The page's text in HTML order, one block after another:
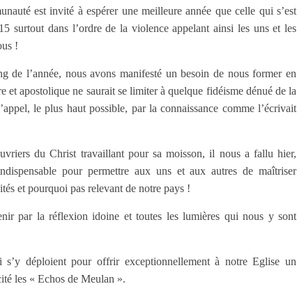
est invité à espérer une meilleure année que celle qui s’est
surtout dans l’ordre de la violence appelant ainsi les uns et les
!
l’année, nous avons manifesté un besoin de nous former en
et apostolique ne saurait se limiter à quelque fidéisme dénué de la
le plus haut possible, par la connaissance comme l’écrivait
du Christ travaillant pour sa moisson, il nous a fallu hier,
pour permettre aux uns et aux autres de maîtriser
et pourquoi pas relevant de notre pays !
par la réflexion idoine et toutes les lumières qui nous y sont
déploient pour offrir exceptionnellement à notre Eglise un
les « Echos de Meulan ».